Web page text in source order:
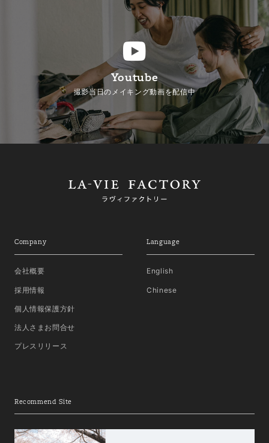
Youtube
撮影当日のメイキング動画を配信中
Company
会社概要
採用情報
個人情報保護方針
法人さまお問合せ
プレスリリース
Language
English
Chinese
Recommend Site